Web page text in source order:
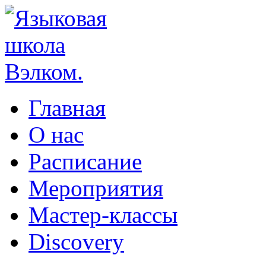
Главная
О нас
Расписание
Мероприятия
Мастер-классы
Discovery